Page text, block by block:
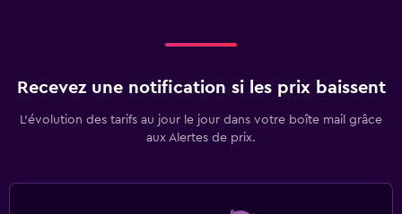
Recevez une notification si les prix baissent
L’évolution des tarifs au jour le jour dans votre boîte mail grâce
aux Alertes de prix.